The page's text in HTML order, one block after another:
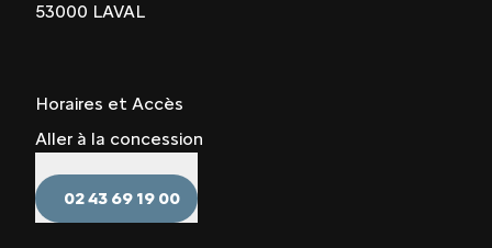
53000 LAVAL
Horaires et Accès
Aller à la concession
02 43 69 19 00